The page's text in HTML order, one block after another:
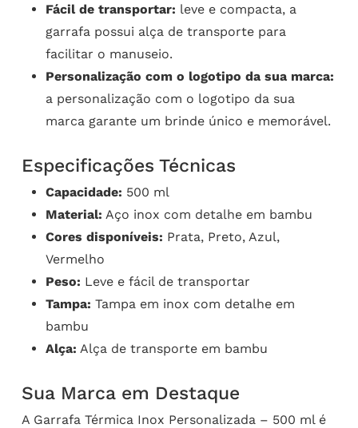
Fácil de transportar: leve e compacta, a
garrafa possui alça de transporte para
facilitar o manuseio.
Personalização com o logotipo da sua marca:
a personalização com o logotipo da sua
marca garante um brinde único e memorável.
Especificações Técnicas
Capacidade: 500 ml
Material: Aço inox com detalhe em bambu
Cores disponíveis: Prata, Preto, Azul,
Vermelho
Peso: Leve e fácil de transportar
Tampa: Tampa em inox com detalhe em
bambu
Alça: Alça de transporte em bambu
Sua Marca em Destaque
A Garrafa Térmica Inox Personalizada – 500 ml é